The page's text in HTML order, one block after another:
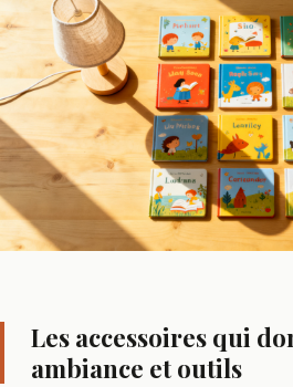
Les accessoires qui
ambiance et outils